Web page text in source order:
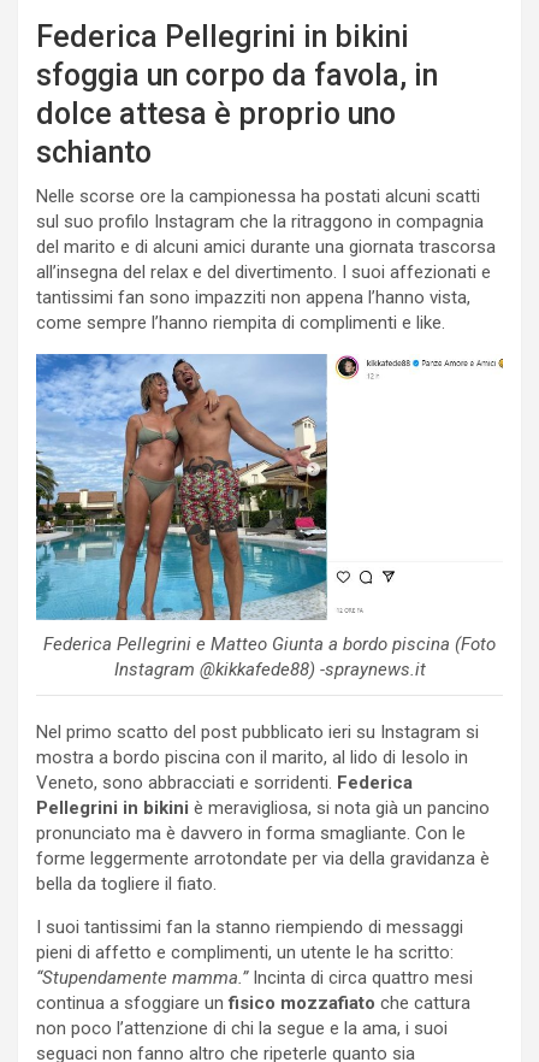
Federica Pellegrini in bikini
sfoggia un corpo da favola, in
dolce attesa è proprio uno
schianto
Nelle scorse ore la campionessa ha postati alcuni scatti
sul suo profilo Instagram che la ritraggono in compagnia
del marito e di alcuni amici durante una giornata trascorsa
all’insegna del relax e del divertimento. I suoi affezionati e
tantissimi fan sono impazziti non appena l’hanno vista,
come sempre l’hanno riempita di complimenti e like.
Federica Pellegrini e Matteo Giunta a bordo piscina (Foto
Instagram @kikkafede88) -spraynews.it
Nel primo scatto del post pubblicato ieri su Instagram si
mostra a bordo piscina con il marito, al lido di Iesolo in
Veneto, sono abbracciati e sorridenti. Federica
Pellegrini in bikini è meravigliosa, si nota già un pancino
pronunciato ma è davvero in forma smagliante. Con le
forme leggermente arrotondate per via della gravidanza è
bella da togliere il fiato.
I suoi tantissimi fan la stanno riempiendo di messaggi
pieni di affetto e complimenti, un utente le ha scritto:
“Stupendamente mamma.”Incinta di circa quattro mesi
continua a sfoggiare unfisico mozzafiato che cattura
non poco l’attenzione di chi la segue e la ama, i suoi
seguaci non fanno altro che ripeterle quanto sia